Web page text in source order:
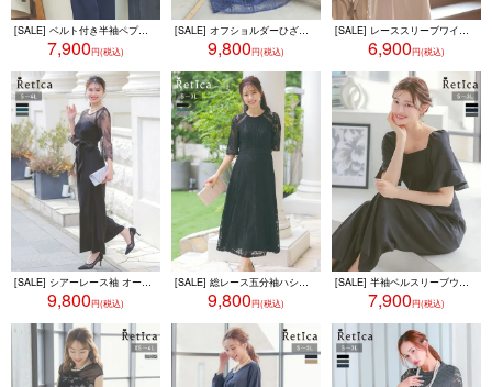
[SALE] ベルト付き半袖ペプラムデザインセットアップパンツパーティードレス (Sサイズ～3Lサイズ)
7,900
[SALE] オフショルダーひざ下丈フレアワンピースパーティードレス (XSサイズ～4Lサイズ)
9,800
[SALE] レーススリーブワイドパンツプチプラパーティードレス (Sサイズ～3Lサイズ)
6,900
9,800 9,800 7,900